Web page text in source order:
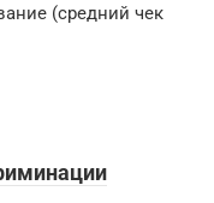
(средний чек